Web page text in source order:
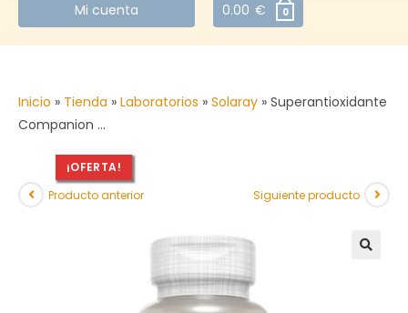
Mi cuenta 0.00 € 0
Inicio » Tienda » Laboratorios » Solaray » Superantioxidante
Companion …
¡OFERTA!
Producto anterior
Siguiente producto